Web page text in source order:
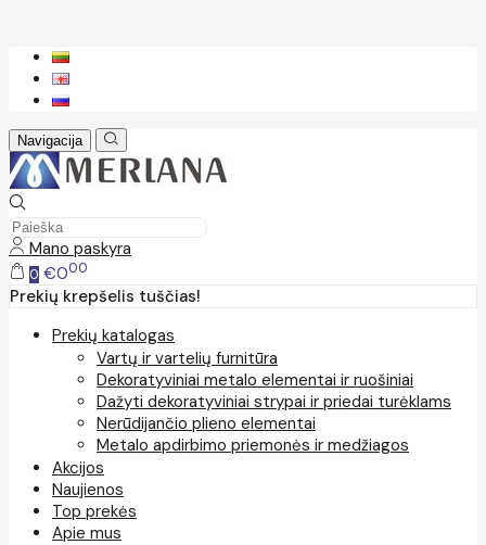
Navigacija
Mano paskyra
0 €000
Prekių krepšelis tuščias!
Prekių katalogas
Vartų ir vartelių furnitūra
Dekoratyviniai metalo elementai ir ruošiniai
Dažyti dekoratyviniai strypai ir priedai turėklams
Nerūdijančio plieno elementai
Metalo apdirbimo priemonės ir medžiagos
Akcijos
Naujienos
Top prekės
Apie mus